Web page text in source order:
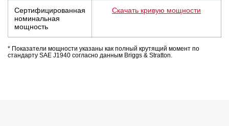
Сертифицированная
номинальная
мощность
Скачать кривую мощности
* Показатели мощности указаны как полный крутящий момент по
стандарту SAE J1940 согласно данным Briggs & Stratton.